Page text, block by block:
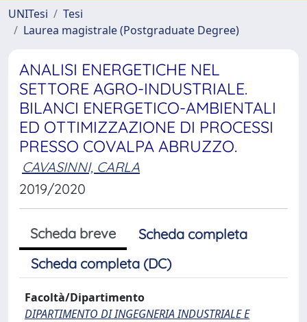
UNITesi
Tesi
Laurea magistrale (Postgraduate Degree)
ANALISI ENERGETICHE NEL
SETTORE AGRO-INDUSTRIALE.
BILANCI ENERGETICO-AMBIENTALI
ED OTTIMIZZAZIONE DI PROCESSI
PRESSO COVALPA ABRUZZO.
CAVASINNI, CARLA
2019/2020
Scheda breve
Scheda completa
Scheda completa (DC)
Facoltà/Dipartimento
DIPARTIMENTO DI INGEGNERIA INDUSTRIALE E